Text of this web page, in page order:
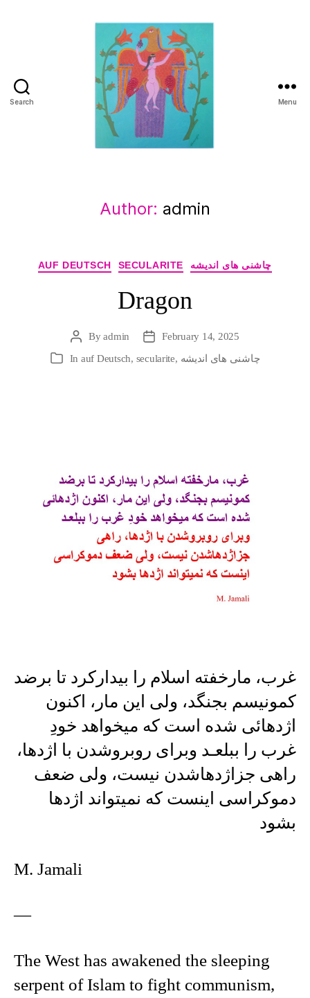
Search Menu
Author: admin
Categories
AUF DEUTSCH SECULARITE چاشنی های اندیشه
Dragon
PostByadmin
PostFebruary 14, 2025
Categories
In auf Deutsch, secularite, چاشنی های اندیشه
غرب، مارخفته اسلام را بیدارکرد تا برضد
کمونیسم بجنگد، ولی این مار، اکنون
اژدهائی شده است که میخواهد خودِ
غرب را ببلعـد وبرای روبروشدن با اژدها،
راهی جزاژدهاشدن نیست، ولی ضعف
دموکراسی اینست که نمیتواند اژدها
بشود
M. Jamali
—
The West has awakened the sleeping
serpent of Islam to fight communism,